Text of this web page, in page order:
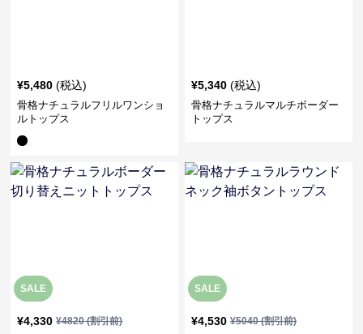
¥5,480 (税込)
骨格ナチュラルフリルワンショ
ルトップス
¥5,340 (税込)
骨格ナチュラルマルチボーダー
トップス
SALE
¥4,330 ¥4820(割引前)
SALE
¥4,530 ¥5040(割引前)